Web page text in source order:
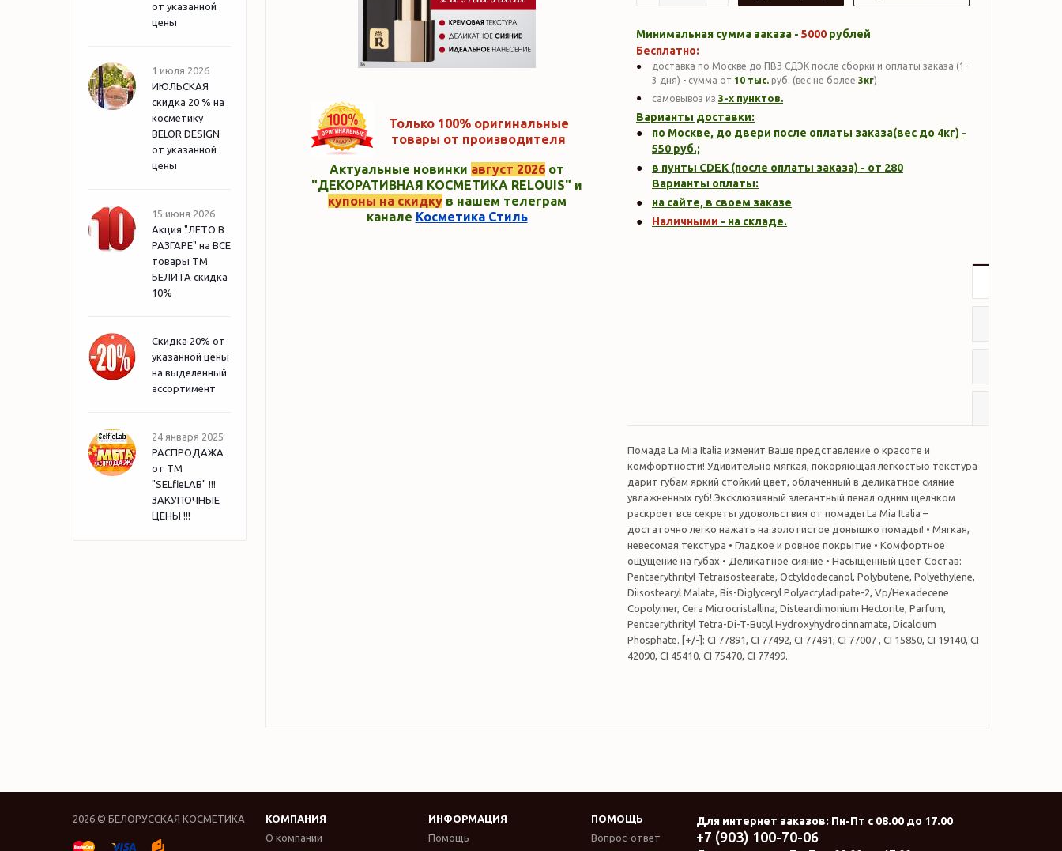
от указанной
цены
1 июля 2026
ИЮЛЬСКАЯ
скидка 20 % на
косметику
BELOR DESIGN
от указанной
цены
15 июня 2026
Акция "ЛЕТО В
РАЗГАРЕ" на ВСЕ
товары ТМ
БЕЛИТА скидка
10%
Скидка 20% от
указанной цены
на выделенный
ассортимент
24 января 2025
РАСПРОДАЖА
от ТМ
"SELfieLAB" !!!
ЗАКУПОЧНЫЕ
ЦЕНЫ !!!
Только 100% оригинальные
товары от производителя
Актуальные новинки август 2026 от
"ДЕКОРАТИВНАЯ КОСМЕТИКА RELOUIS" и
купоны на скидкув нашем телеграм
канале Косметика Стиль
Минимальная сумма заказа - 5000 рублей
Бесплатно:
доставка по Москве до ПВЗ СДЭК после сборки и оплаты заказа (1-
3 дня) - сумма от 10 тыс. руб. (вес не более 3кг)
самовывоз из 3-х пунктов.
Варианты доставки:
по Москве, до двери после оплаты заказа(вес до 4кг) -
550 руб.;
в пунты CDEK (после оплаты заказа) - от 280
Варианты оплаты:
на сайте, в своем заказе
Наличными - на складе.
Помада La Mia Italia изменит Ваше представление о красоте и
комфортности! Удивительно мягкая, покоряющая легкостью текстура
дарит губам яркий стойкий цвет, облаченный в деликатное сияние
увлажненных губ! Эксклюзивный элегантный пенал одним щелчком
раскроет все секреты удовольствия от помады La Mia Italia –
достаточно легко нажать на золотистое донышко помады! • Мягкая,
невесомая текстура • Гладкое и ровное покрытие • Комфортное
ощущение на губах • Деликатное сияние • Насыщенный цвет Состав:
Pentaerythrityl Tetraisostearate, Octyldodecanol, Polybutene, Polyethylene,
Diisostearyl Malate, Bis-Diglyceryl Polyacryladipate-2, Vp/Hexadecene
Copolymer, Cera Microcristallina, Disteardimonium Hectorite, Parfum,
Pentaerythrityl Tetra-Di-T-Butyl Hydroxyhydrocinnamate, Dicalcium
Phosphate. [+/-]: CI 77891, CI 77492, CI 77491, CI 77007 , CI 15850, CI 19140, CI
42090, CI 45410, CI 75470, CI 77499.
2026 © БЕЛОРУССКАЯ КОСМЕТИКА КОМПАНИЯ ИНФОРМАЦИЯ
ПОМОЩЬ
О компании
Помощь
Вопрос-ответ
Для интернет заказов: Пн-Пт с 08.00 до 17.00
+7 (903) 100-70-06